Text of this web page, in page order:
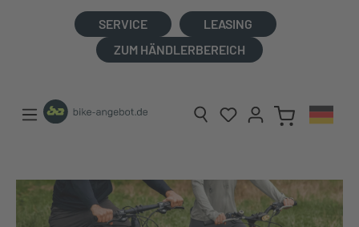
SERVICE
LEASING
ZUM HÄNDLERBEREICH